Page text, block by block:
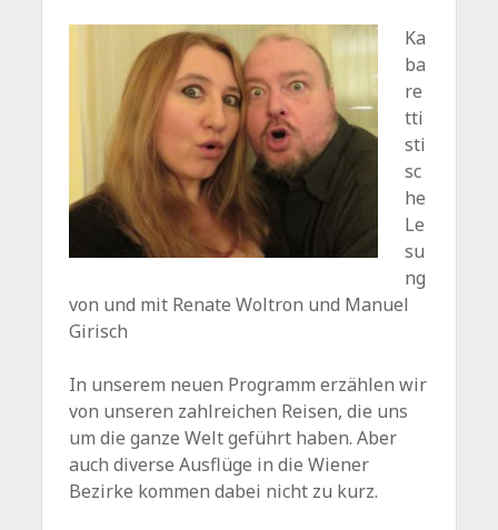
Ka
ba
re
tti
sti
sc
he
Le
su
ng
von und mit Renate Woltron und Manuel
Girisch
In unserem neuen Programm erzählen wir
von unseren zahlreichen Reisen, die uns
um die ganze Welt geführt haben. Aber
auch diverse Ausflüge in die Wiener
Bezirke kommen dabei nicht zu kurz.